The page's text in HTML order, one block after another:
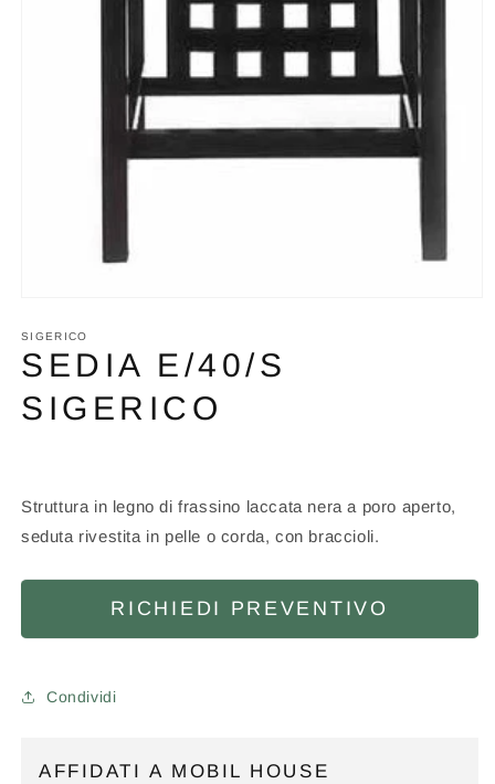
multimediali
1
in
modale
SIGERICO
SEDIA E/40/S
SIGERICO
Struttura in legno di frassino laccata nera a poro aperto,
seduta rivestita in pelle o corda, con braccioli.
RICHIEDI PREVENTIVO
Condividi
AFFIDATI A MOBIL HOUSE